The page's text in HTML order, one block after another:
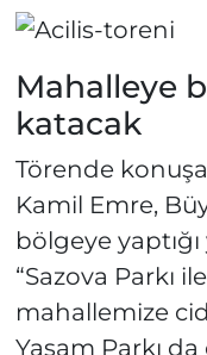
Mahalleye
katacak
Törende
Kamil Emre,
bölgeye
“Sazova Parkı
mahallemize
Yaşam Parkı